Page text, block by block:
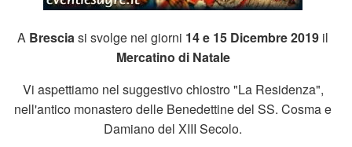
A Bresciasi svolge nei giorni 14 e 15 Dicembre 2019 il
Mercatino di Natale
Vi aspettiamo nel suggestivo chiostro "La Residenza",
nell'antico monastero delle Benedettine del SS. Cosma e
Damiano del XIII Secolo.